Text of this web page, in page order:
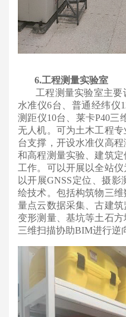
6.工程测量实验室
工程测量实验室主要
水准仪6台、普通经纬仪
测距仪10台、莱卡P40三
无人机。可为土木工程
台支撑，开设水准仪高
和高程测量实验、建筑
工作。可以开展以全站
以开展GNSS定位、摄
绘技术。包括构筑物三
量点云数据采集、古建
变形测量、基坑等土石
三维扫描协助BIM进行逆